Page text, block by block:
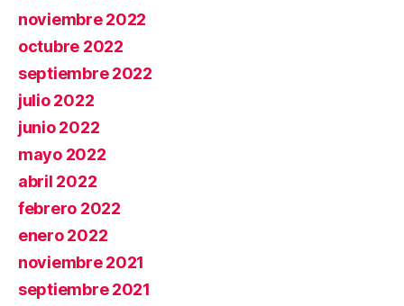
noviembre 2022
octubre 2022
septiembre 2022
julio 2022
junio 2022
mayo 2022
abril 2022
febrero 2022
enero 2022
noviembre 2021
septiembre 2021